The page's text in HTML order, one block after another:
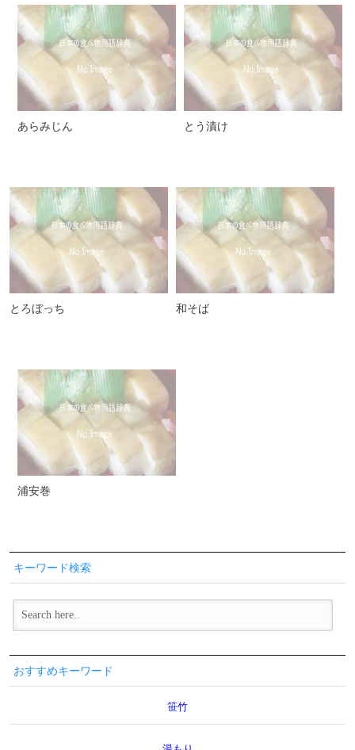
あらみじん とう漬け
とろぼっち 和そば
浦安巻
キーワード検索
おすすめキーワード
笹竹